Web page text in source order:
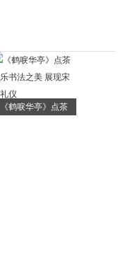
《鹤唳华亭》点茶